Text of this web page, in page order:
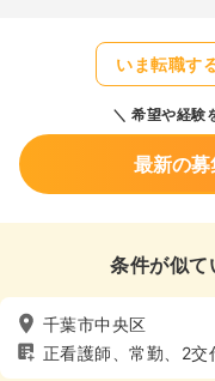
いま転職す
希望や経験
最新の
条件が似て
千葉市中央区
正看護師、常勤、2交